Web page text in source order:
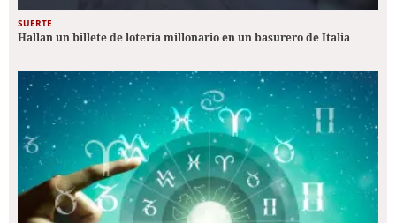
SUERTE
Hallan un billete de lotería millonario en un basurero de Italia